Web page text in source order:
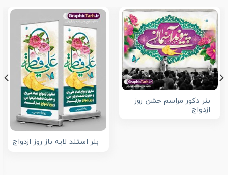
بنر دکور مراسم جشن روز
ازدواج
بنر استند لایه باز روز ازدواج